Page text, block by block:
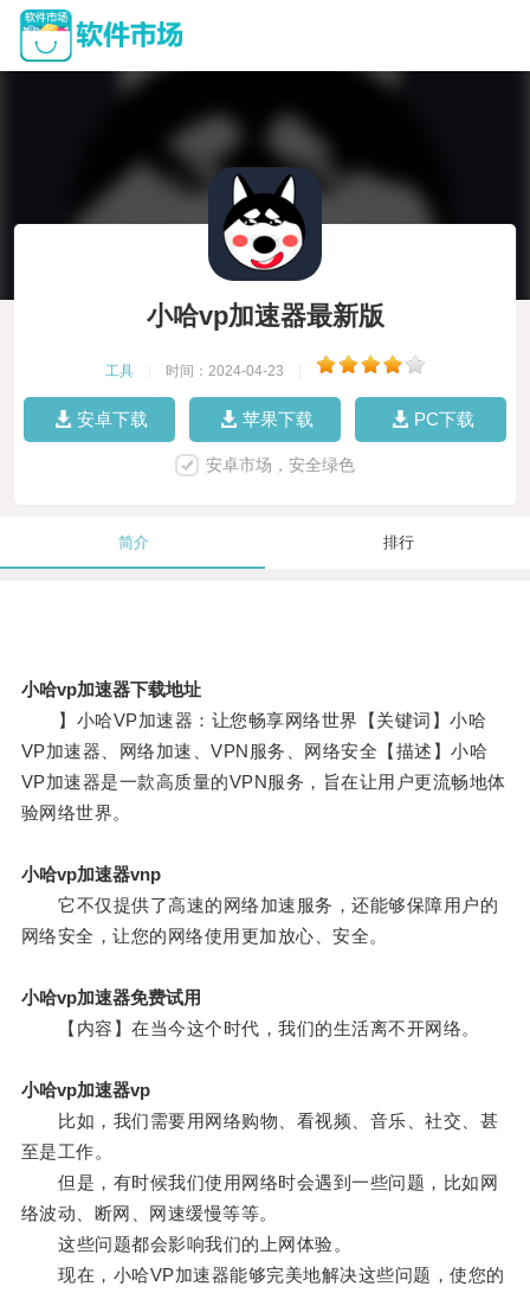
小哈vp加速器最新版
工具 时间：2024-04-23
安卓下载 苹果下载 PC下载
安卓市场，安全绿色
简介 排行
小哈vp加速器下载地址
】小哈VP加速器：让您畅享网络世界【关键词】小哈
VP加速器、网络加速、VPN服务、网络安全【描述】小哈
VP加速器是一款高质量的VPN服务，旨在让用户更流畅地体
验网络世界。
小哈vp加速器vnp
它不仅提供了高速的网络加速服务，还能够保障用户的
网络安全，让您的网络使用更加放心、安全。
小哈vp加速器免费试用
【内容】在当今这个时代，我们的生活离不开网络。
小哈vp加速器vp
比如，我们需要用网络购物、看视频、音乐、社交、甚
至是工作。
但是，有时候我们使用网络时会遇到一些问题，比如网
络波动、断网、网速缓慢等等。
这些问题都会影响我们的上网体验。
现在，小哈VP加速器能够完美地解决这些问题，使您的